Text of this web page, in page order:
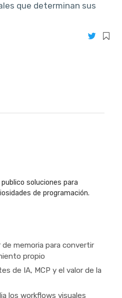
que determinan sus
soluciones para
de programación.
memoria para convertir
propio
de IA, MCP y el valor de la
los workflows visuales